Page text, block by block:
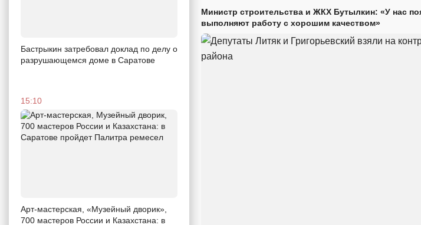
Бастрыкин затребовал доклад по делу о
разрушающемся доме в Саратове
15:10
Арт-мастерская, «Музейный дворик»,
700 мастеров России и Казахстана: в
Министр строительства и ЖКХ Бутылкин: «У нас
выполняют работу с хорошим качеством»